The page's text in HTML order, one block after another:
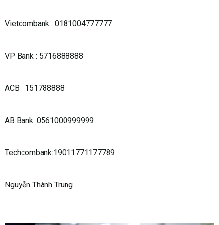
Vietcombank : 0181004777777
VP Bank : 5716888888
ACB : 151788888
AB Bank :0561000999999
Techcombank:19011771177789
Nguyễn Thành Trung